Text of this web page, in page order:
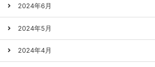
2024年6月
2024年5月
2024年4月